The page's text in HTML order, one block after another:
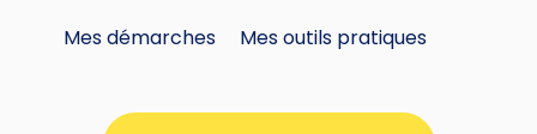
Mes démarches
Mes outils pratiques